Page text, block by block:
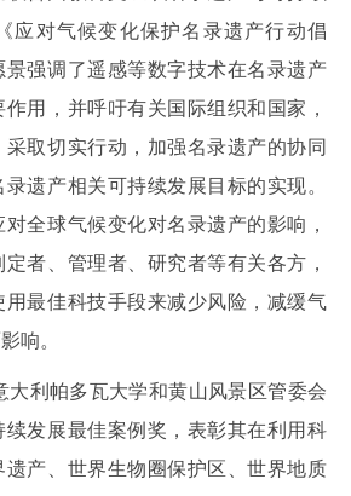
应对气候变化保护名录遗产行动倡
强调了遥感等数字技术在名录遗产
用，并呼吁有关国际组织和国家，
取切实行动，加强名录遗产的协同
遗产相关可持续发展目标的实现。
对全球气候变化对名录遗产的影响，
者、管理者、研究者等有关各方，
最佳科技手段来减少风险，减缓气
响。
利帕多瓦大学和黄山风景区管委会
发展最佳案例奖，表彰其在利用科
产、世界生物圈保护区、世界地质